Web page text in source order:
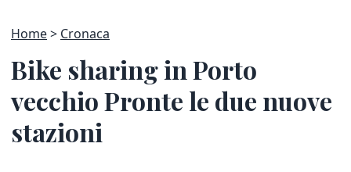
Home Cronaca
Bike sharing in Porto
vecchio Pronte le due nuove
stazioni